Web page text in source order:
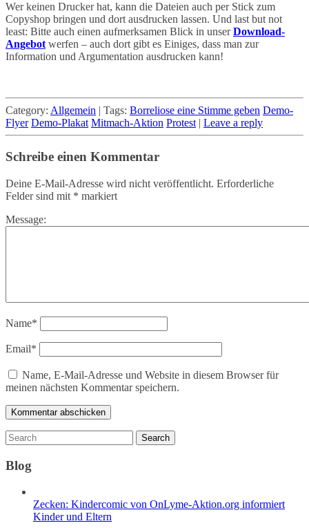
Wer keinen Drucker hat, kann die Dateien auch per Stick zum
Copyshop bringen und dort ausdrucken lassen. Und last but not
least: Bitte auch einen aufmerksamen Blick in unserDownload-
Angebotwerfen – auch dort gibt es Einiges, dass man zur
Information und Argumentation ausdrucken kann!
Category: Allgemein | Tags: Borreliose eine Stimme geben Demo-
Flyer Demo-Plakat Mitmach-Aktion Protest| Leave a reply
Schreibe einen Kommentar
Deine E-Mail-Adresse wird nicht veröffentlicht. Erforderliche
Felder sind mit * markiert
Message:
Name*
Email*
Name, E-Mail-Adresse und Website in diesem Browser für
meinen nächsten Kommentar speichern.
Blog
Zecken: Kindercomic von OnLyme-Aktion.org informiert
Kinder und Eltern